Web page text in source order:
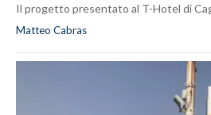
Il progetto presentato al T-Hotel di
Matteo Cabras